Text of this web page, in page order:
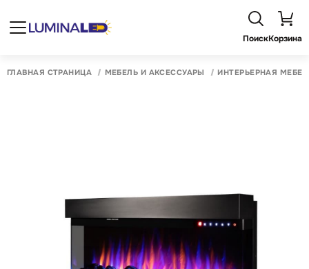
ПоискКорзина
ГЛАВНАЯ СТРАНИЦА МЕБЕЛЬ И АКСЕССУАРЫ ИНТЕРЬЕРНАЯ